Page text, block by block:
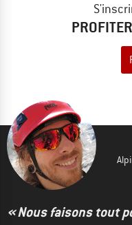
« Nous faisons tout